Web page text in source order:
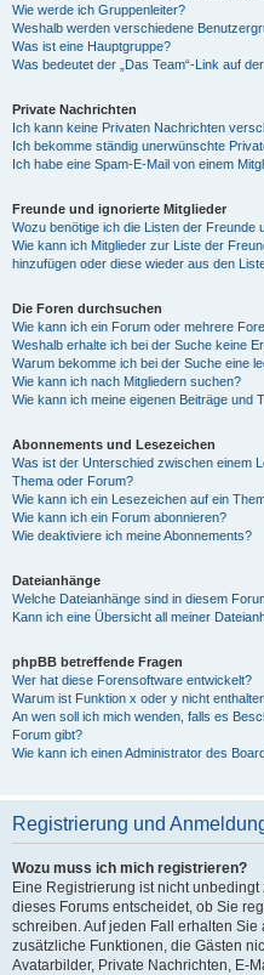
Wie werde ich Gruppenleiter?
Weshalb werden verschiedene
Was ist eine Hauptgruppe?
Was bedeutet der „Das Team“-Link auf
Private Nachrichten
Ich kann keine Privaten Nachrichten
Ich bekomme ständig unerwünschte
Ich habe eine Spam-E-Mail von einem
Freunde und ignorierte Mitglieder
Wozu benötige ich die Listen der Freunde
Wie kann ich Mitglieder zur Liste der
hinzufügen oder diese wieder aus den
Die Foren durchsuchen
Wie kann ich ein Forum oder mehrere
Weshalb erhalte ich bei der Suche keine
Warum bekomme ich bei der Suche eine
Wie kann ich nach Mitgliedern suchen?
Wie kann ich meine eigenen Beiträge und
Abonnements und Lesezeichen
Was ist der Unterschied zwischen einem
Thema oder Forum?
Wie kann ich ein Lesezeichen auf ein
Wie kann ich ein Forum abonnieren?
Wie deaktiviere ich meine Abonnements?
Dateianhänge
Welche Dateianhänge sind in diesem
Kann ich eine Übersicht all meiner
phpBB betreffende Fragen
Wer hat diese Forensoftware entwickelt?
Warum ist Funktion x oder y nicht
An wen soll ich mich wenden, falls es
Forum gibt?
Wie kann ich einen Administrator des
Registrierung und
Wozu muss ich mich registrieren?
Eine Registrierung ist nicht
dieses Forums entscheidet, ob Sie
schreiben. Auf jeden Fall erhalten
zusätzliche Funktionen, die Gästen
Avatarbilder, Private Nachrichten, E-